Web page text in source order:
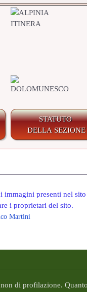
STATUTO
DELLA SEZIONE
immagini presenti nel sito
i proprietari del sito.
Martini
di profilazione.